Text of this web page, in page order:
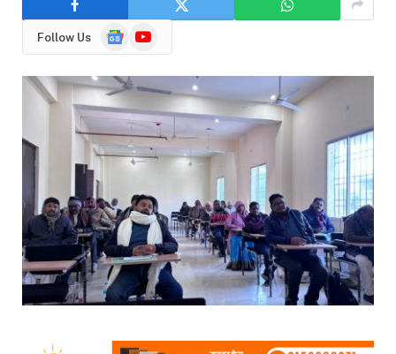
Follow Us
GoogleYouTube